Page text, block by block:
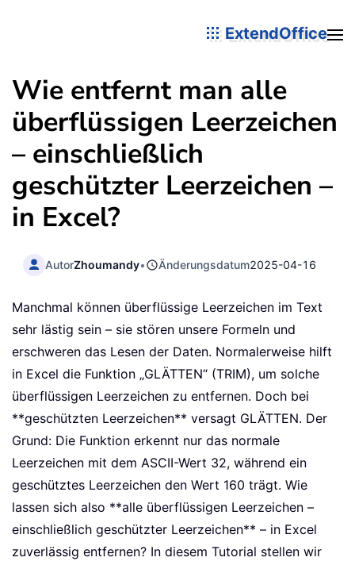
ExtendOffice
Wie entfernt man alle
überflüssigen Leerzeichen
– einschließlich
geschützter Leerzeichen –
in Excel?
AutorZhoumandy• Änderungsdatum2025-04-16
Manchmal können überflüssige Leerzeichen im Text
sehr lästig sein – sie stören unsere Formeln und
erschweren das Lesen der Daten. Normalerweise hilft
in Excel die Funktion „GLÄTTEN“ (TRIM), um solche
überflüssigen Leerzeichen zu entfernen. Doch bei
**geschützten Leerzeichen** versagt GLÄTTEN. Der
Grund: Die Funktion erkennt nur das normale
Leerzeichen mit dem ASCII-Wert 32, während ein
geschütztes Leerzeichen den Wert 160 trägt. Wie
lassen sich also **alle überflüssigen Leerzeichen –
einschließlich geschützter Leerzeichen** – in Excel
zuverlässig entfernen? In diesem Tutorial stellen wir